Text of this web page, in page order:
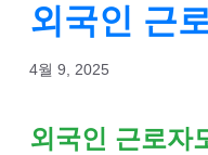
외국인 근
4월 9, 2025
외국인 근로자